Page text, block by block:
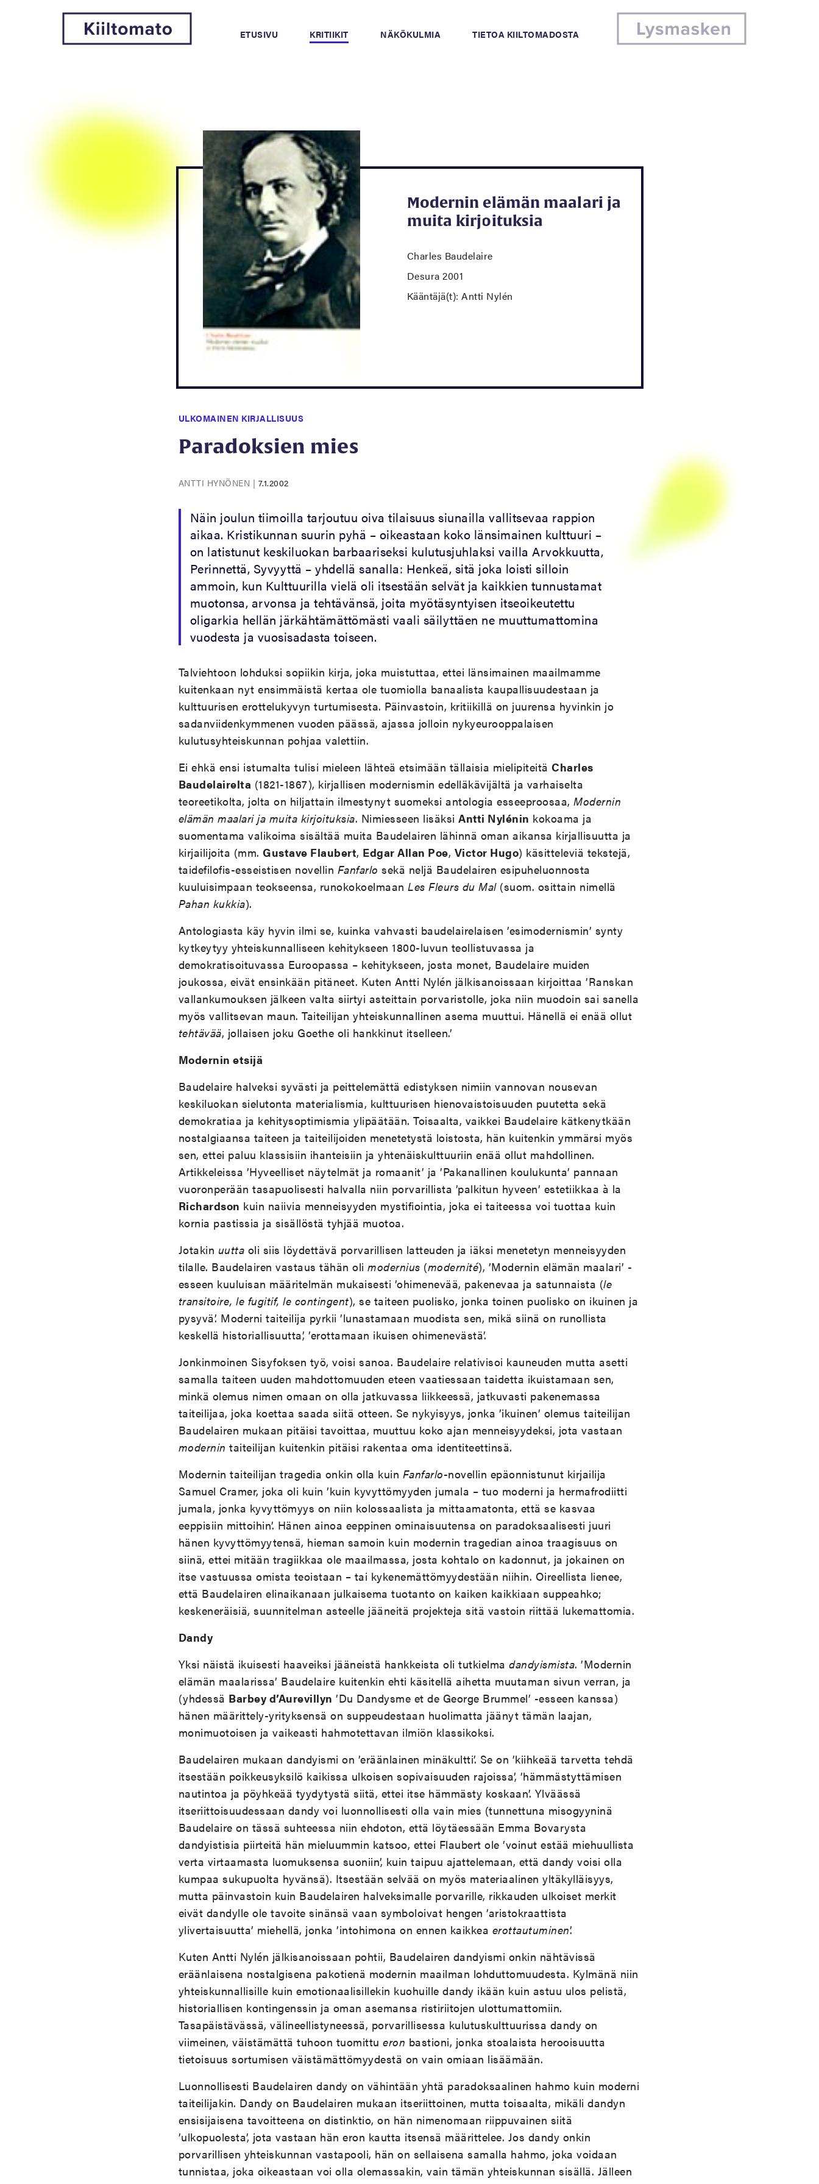
ETUSIVU KRITIIKIT NÄKÖKULMIA TIETOA KIILTOMADOSTA
Modernin elämän maalari ja
muita kirjoituksia
Charles Baudelaire
Desura 2001
Kääntäjä(t): Antti Nylén
ULKOMAINEN KIRJALLISUUS
Paradoksien mies
ANTTI HYNÖNEN | 7.1.2002
Näin joulun tiimoilla tarjoutuu oiva tilaisuus siunailla vallitsevaa rappion
aikaa. Kristikunnan suurin pyhä – oikeastaan koko länsimainen kulttuuri –
on latistunut keskiluokan barbaariseksi kulutusjuhlaksi vailla Arvokkuutta,
Perinnettä, Syvyyttä – yhdellä sanalla: Henkeä, sitä joka loisti silloin
ammoin, kun Kulttuurilla vielä oli itsestään selvät ja kaikkien tunnustamat
muotonsa, arvonsa ja tehtävänsä, joita myötäsyntyisen itseoikeutettu
oligarkia hellän järkähtämättömästi vaali säilyttäen ne muuttumattomina
vuodesta ja vuosisadasta toiseen.
Talviehtoon lohduksi sopiikin kirja, joka muistuttaa, ettei länsimainen maailmamme
kuitenkaan nyt ensimmäistä kertaa ole tuomiolla banaalista kaupallisuudestaan ja
kulttuurisen erottelukyvyn turtumisesta. Päinvastoin, kritiikillä on juurensa hyvinkin jo
sadanviidenkymmenen vuoden päässä, ajassa jolloin nykyeurooppalaisen
kulutusyhteiskunnan pohjaa valettiin.
Ei ehkä ensi istumalta tulisi mieleen lähteä etsimään tällaisia mielipiteitä Charles
Baudelairelta (1821-1867), kirjallisen modernismin edelläkävijältä ja varhaiselta
teoreetikolta, jolta on hiljattain ilmestynyt suomeksi antologia esseeproosaa, Modernin
elämän maalari ja muita kirjoituksia. Nimiesseen lisäksi Antti Nylénin kokoama ja
suomentama valikoima sisältää muita Baudelairen lähinnä oman aikansa kirjallisuutta ja
kirjailijoita (mm. Gustave Flaubert, Edgar Allan Poe, Victor Hugo) käsitteleviä tekstejä,
taidefilofis-esseistisen novellin Fanfarlo sekä neljä Baudelairen esipuheluonnosta
kuuluisimpaan teokseensa, runokokoelmaan Les Fleurs du Mal(suom. osittain nimellä
Pahan kukkia).
Antologiasta käy hyvin ilmi se, kuinka vahvasti baudelairelaisen ’esimodernismin’ synty
kytkeytyy yhteiskunnalliseen kehitykseen 1800-luvun teollistuvassa ja
demokratisoituvassa Euroopassa – kehitykseen, josta monet, Baudelaire muiden
joukossa, eivät ensinkään pitäneet. Kuten Antti Nylén jälkisanoissaan kirjoittaa ’Ranskan
vallankumouksen jälkeen valta siirtyi asteittain porvaristolle, joka niin muodoin sai sanella
myös vallitsevan maun. Taiteilijan yhteiskunnallinen asema muuttui. Hänellä ei enää ollut
tehtävää, jollaisen joku Goethe oli hankkinut itselleen.’
Modernin etsijä
Baudelaire halveksi syvästi ja peittelemättä edistyksen nimiin vannovan nousevan
keskiluokan sielutonta materialismia, kulttuurisen hienovaistoisuuden puutetta sekä
demokratiaa ja kehitysoptimismia ylipäätään. Toisaalta, vaikkei Baudelaire kätkenytkään
nostalgiaansa taiteen ja taiteilijoiden menetetystä loistosta, hän kuitenkin ymmärsi myös
sen, ettei paluu klassisiin ihanteisiin ja yhtenäiskulttuuriin enää ollut mahdollinen.
Artikkeleissa ’Hyveelliset näytelmät ja romaanit’ ja ’Pakanallinen koulukunta’ pannaan
vuoronperään tasapuolisesti halvalla niin porvarillista ’palkitun hyveen’ estetiikkaa à la
Richardson kuin naiivia menneisyyden mystifiointia, joka ei taiteessa voi tuottaa kuin
kornia pastissia ja sisällöstä tyhjää muotoa.
Jotakin uutta oli siis löydettävä porvarillisen latteuden ja iäksi menetetyn menneisyyden
tilalle. Baudelairen vastaus tähän oli modernius (modernité), ’Modernin elämän maalari’ -
esseen kuuluisan määritelmän mukaisesti ’ohimenevää, pakenevaa ja satunnaista (le
transitoire, le fugitif, le contingent), se taiteen puolisko, jonka toinen puolisko on ikuinen ja
pysyvä’. Moderni taiteilija pyrkii ’lunastamaan muodista sen, mikä siinä on runollista
keskellä historiallisuutta’, ’erottamaan ikuisen ohimenevästä’.
Jonkinmoinen Sisyfoksen työ, voisi sanoa. Baudelaire relativisoi kauneuden mutta asetti
samalla taiteen uuden mahdottomuuden eteen vaatiessaan taidetta ikuistamaan sen,
minkä olemus nimen omaan on olla jatkuvassa liikkeessä, jatkuvasti pakenemassa
taiteilijaa, joka koettaa saada siitä otteen. Se nykyisyys, jonka ’ikuinen’ olemus taiteilijan
Baudelairen mukaan pitäisi tavoittaa, muuttuu koko ajan menneisyydeksi, jota vastaan
modernin taiteilijan kuitenkin pitäisi rakentaa oma identiteettinsä.
Modernin taiteilijan tragedia onkin olla kuin Fanfarlo-novellin epäonnistunut kirjailija
Samuel Cramer, joka oli kuin ’kuin kyvyttömyyden jumala – tuo moderni ja hermafrodiitti
jumala, jonka kyvyttömyys on niin kolossaalista ja mittaamatonta, että se kasvaa
eeppisiin mittoihin’. Hänen ainoa eeppinen ominaisuutensa on paradoksaalisesti juuri
hänen kyvyttömyytensä, hieman samoin kuin modernin tragedian ainoa traagisuus on
siinä, ettei mitään tragiikkaa ole maailmassa, josta kohtalo on kadonnut, ja jokainen on
itse vastuussa omista teoistaan – tai kykenemättömyydestään niihin. Oireellista lienee,
että Baudelairen elinaikanaan julkaisema tuotanto on kaiken kaikkiaan suppeahko;
keskeneräisiä, suunnitelman asteelle jääneitä projekteja sitä vastoin riittää lukemattomia.
Dandy
Yksi näistä ikuisesti haaveiksi jääneistä hankkeista oli tutkielma dandyismista. ’Modernin
elämän maalarissa’ Baudelaire kuitenkin ehti käsitellä aihetta muutaman sivun verran, ja
(yhdessä Barbey d’Aurevillyn ’Du Dandysme et de George Brummel’ -esseen kanssa)
hänen määrittely-yrityksensä on suppeudestaan huolimatta jäänyt tämän laajan,
monimuotoisen ja vaikeasti hahmotettavan ilmiön klassikoksi.
Baudelairen mukaan dandyismi on ’eräänlainen minäkultti’. Se on ’kiihkeää tarvetta tehdä
itsestään poikkeusyksilö kaikissa ulkoisen sopivaisuuden rajoissa’, ’hämmästyttämisen
nautintoa ja pöyhkeää tyydytystä siitä, ettei itse hämmästy koskaan’. Ylväässä
itseriittoisuudessaan dandy voi luonnollisesti olla vain mies (tunnettuna misogyyninä
Baudelaire on tässä suhteessa niin ehdoton, että löytäessään Emma Bovarysta
dandyistisia piirteitä hän mieluummin katsoo, ettei Flaubert ole ’voinut estää miehuullista
verta virtaamasta luomuksensa suoniin’, kuin taipuu ajattelemaan, että dandy voisi olla
kumpaa sukupuolta hyvänsä). Itsestään selvää on myös materiaalinen yltäkylläisyys,
mutta päinvastoin kuin Baudelairen halveksimalle porvarille, rikkauden ulkoiset merkit
eivät dandylle ole tavoite sinänsä vaan symboloivat hengen ’aristokraattista
ylivertaisuutta’ miehellä, jonka ’intohimona on ennen kaikkea erottautuminen’.
Kuten Antti Nylén jälkisanoissaan pohtii, Baudelairen dandyismi onkin nähtävissä
eräänlaisena nostalgisena pakotienä modernin maailman lohduttomuudesta. Kylmänä niin
yhteiskunnallisille kuin emotionaalisillekin kuohuille dandy ikään kuin astuu ulos pelistä,
historiallisen kontingenssin ja oman asemansa ristiriitojen ulottumattomiin.
Tasapäistävässä, välineellistyneessä, porvarillisessa kulutuskulttuurissa dandy on
viimeinen, väistämättä tuhoon tuomittu eron bastioni, jonka stoalaista herooisuutta
tietoisuus sortumisen väistämättömyydestä on vain omiaan lisäämään.
Luonnollisesti Baudelairen dandy on vähintään yhtä paradoksaalinen hahmo kuin moderni
taiteilijakin. Dandy on Baudelairen mukaan itseriittoinen, mutta toisaalta, mikäli dandyn
ensisijaisena tavoitteena on distinktio, on hän nimenomaan riippuvainen siitä
’ulkopuolesta’, jota vastaan hän eron kautta itsensä määrittelee. Jos dandy onkin
porvarillisen yhteiskunnan vastapooli, hän on sellaisena samalla hahmo, joka voidaan
tunnistaa, joka oikeastaan voi olla olemassakin, vain tämän yhteiskunnan sisällä. Jälleen